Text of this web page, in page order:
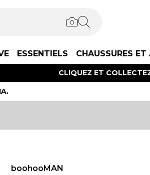
ESSENTIELS CHAUSSURES ET
CLIQUEZ ET
boohooMAN